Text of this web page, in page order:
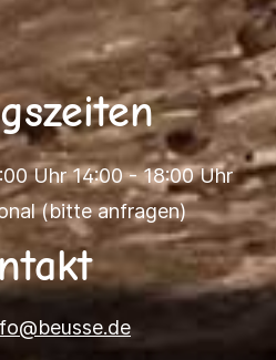
Uhr 14:00 - 18:00 Uhr
(bitte anfragen)